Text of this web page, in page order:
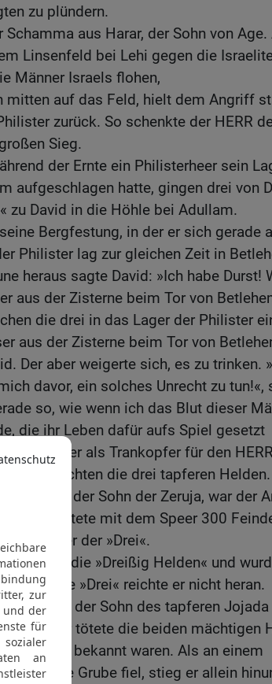
zu plündern.
Schamma aus Harar, der Sohn von
Linsenfeld bei Lehi gegen die
Männer Israels flohen,
mitten auf das Feld, hielt dem Angriff
zurück. So schenkte der HERR
Sieg.
der Ernte ein Philisterheer sein
aufgeschlagen hatte, gingen drei von
zu David in die Höhle bei Adullam.
Bergfestung, in der er sich gerade
Philister lag zur gleichen Zeit in
heraus sagte David: »Ich habe Durst!
aus der Zisterne beim Tor von
die drei in das Lager der Philister
aus der Zisterne beim Tor von
Der aber weigerte sich, es zu trinken.
davor, ein solches Unrecht zu tun!«,
so, wie wenn ich das Blut dieser
die ihr Leben dafür aufs Spiel gesetzt
das Wasser als Trankopfer für den
Tat vollbrachten die drei tapferen Helden.
Bruder, der Sohn der Zeruja, war der
Er tötete mit dem Speer 300
wie einer der »Drei«.
als die »Dreißig Helden« und
an die »Drei« reichte er nicht heran.
war der Sohn des tapferen Jojada
Taten. Er tötete die beiden mächtigen
Moab« bekannt waren. Als an einem
in eine Grube fiel, stieg er allein